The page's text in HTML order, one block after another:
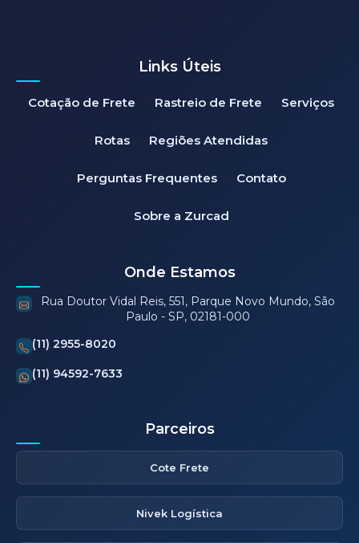
Links Úteis
Cotação de Frete Rastreio de Frete Serviços
Rotas Regiões Atendidas
Perguntas Frequentes Contato
Sobre a Zurcad
Onde Estamos
Rua Doutor Vidal Reis, 551, Parque Novo Mundo, São
Paulo - SP, 02181-000
(11) 2955-8020
(11) 94592-7633
Parceiros
Cote Frete
Nivek Logística